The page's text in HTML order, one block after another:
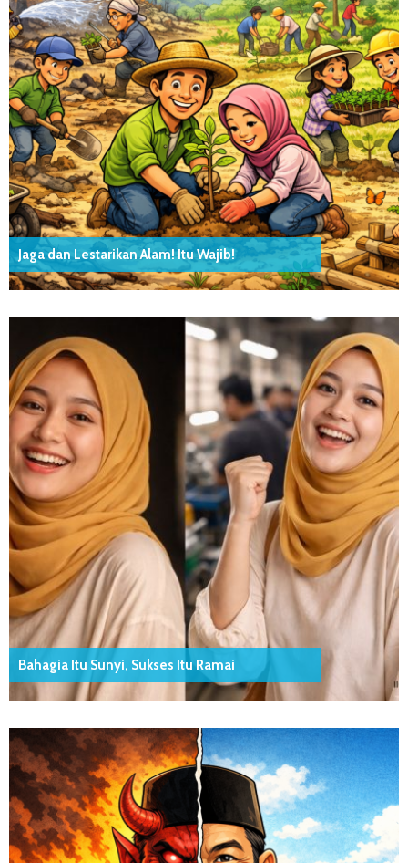
Jaga dan Lestarikan Alam! Itu Wajib!
Bahagia Itu Sunyi, Sukses Itu Ramai